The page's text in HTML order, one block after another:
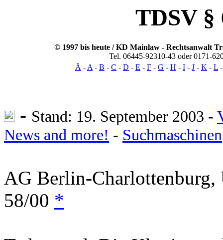
TDSV §
© 1997 bis heute / KD Mainlaw - Rechtsanwalt
Tel. 06445-92310-43 oder 0171-
Ä -A- B - C - D - E - F - G - H - I - J - K - L
- Stand: 19. September 2003 -
News and more! - Suchmaschinen
AG Berlin-
58/00 *